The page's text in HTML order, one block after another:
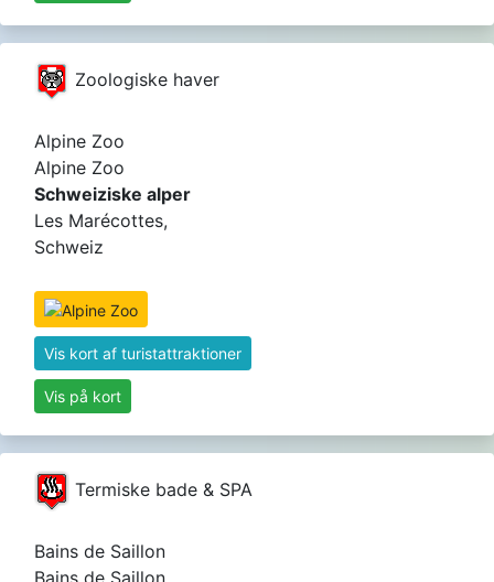
Zoologiske haver
Alpine Zoo
Alpine Zoo
Schweiziske alper
Les Marécottes,
Schweiz
Vis kort af turistattraktioner
Vis på kort
Termiske bade & SPA
Bains de Saillon
Bains de Saillon